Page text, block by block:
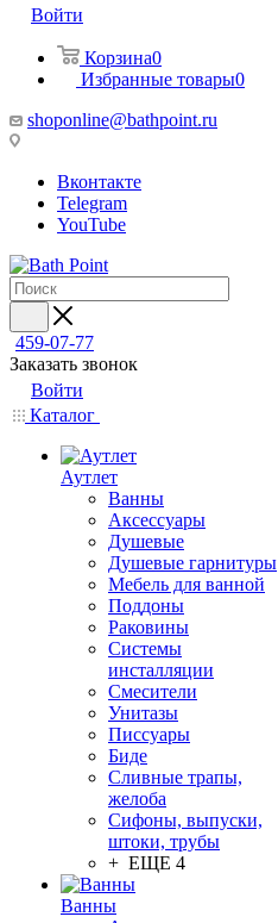
Войти
Корзина0
Избранные товары0
shoponline@bathpoint.ru
Вконтакте
Telegram
YouTube
459-07-77
Заказать звонок
Войти
Каталог
Аутлет
Ванны
Аксессуары
Душевые
Душевые гарнитуры
Мебель для ванной
Поддоны
Раковины
Системы
инсталляции
Смесители
Унитазы
Писсуары
Биде
Сливные трапы,
желоба
Сифоны, выпуски,
штоки, трубы
+ ЕЩЕ 4
Ванны